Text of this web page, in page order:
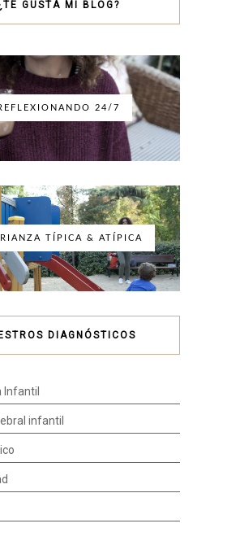
GUSTA MI BLOG?
24/7
TÍPICA & ATÍPICA
DIAGNÓSTICOS
Infantil
infantil